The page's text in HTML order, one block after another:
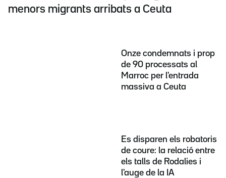
menors migrants arribats a Ceuta
Onze condemnats i prop
de 90 processats al
Marroc per l'entrada
massiva a Ceuta
Es disparen els robatoris
de coure: la relació entre
els talls de Rodalies i
l'auge de la IA